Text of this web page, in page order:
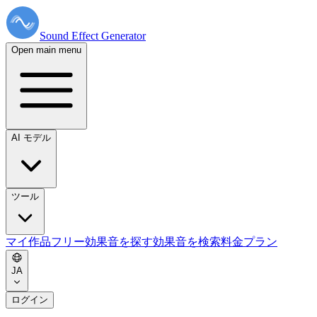
Sound Effect Generator
Open main menu
AI モデル
ツール
マイ作品フリー効果音を探す効果音を検索料金プラン
JA
ログイン